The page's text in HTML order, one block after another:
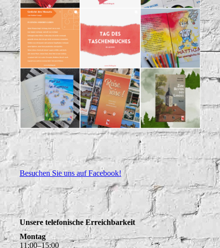
Besuchen Sie uns auf Facebook!
Unsere telefonische Erreichbarkeit
Montag
11:00–15:00